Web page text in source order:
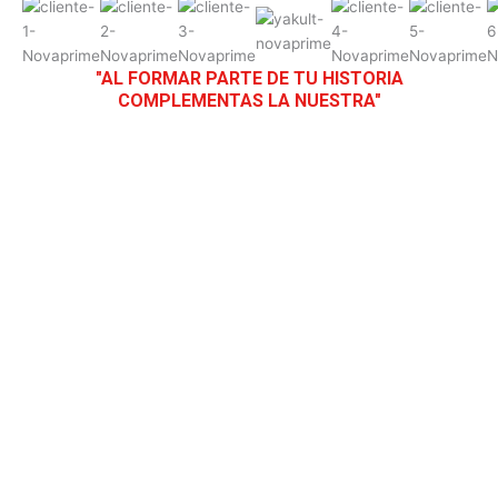
"AL FORMAR PARTE DE TU HISTORIA
COMPLEMENTAS LA NUESTRA"